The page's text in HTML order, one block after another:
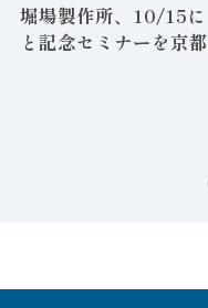
堀場製作所、10/15
と記念セミナーを京